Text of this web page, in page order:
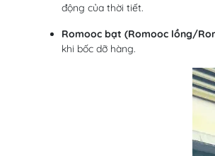
động của thời tiết.
Romooc bạt (Romooc lồng/
khi bốc dỡ hàng.